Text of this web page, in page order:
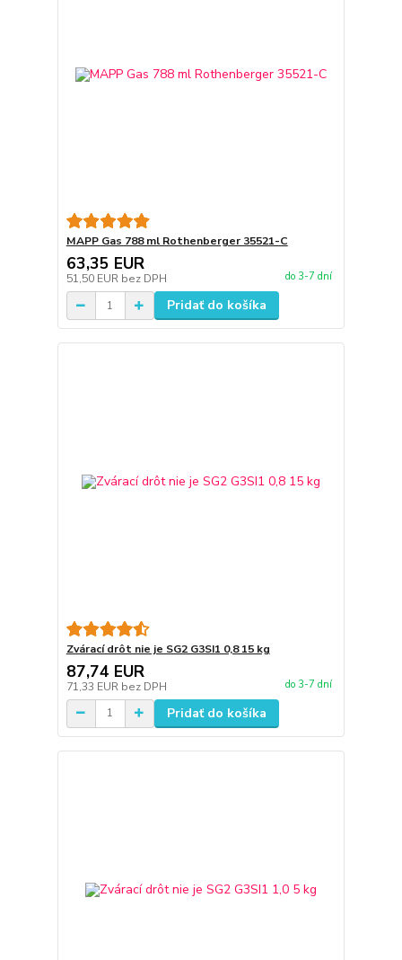
MAPP Gas 788 ml Rothenberger 35521-C
63,35 EUR
51,50 EUR bez DPH do 3-7 dní
Pridať do košíka
Zvárací drôt nie je SG2 G3SI1 0,8 15 kg
87,74 EUR
71,33 EUR bez DPH do 3-7 dní
Pridať do košíka